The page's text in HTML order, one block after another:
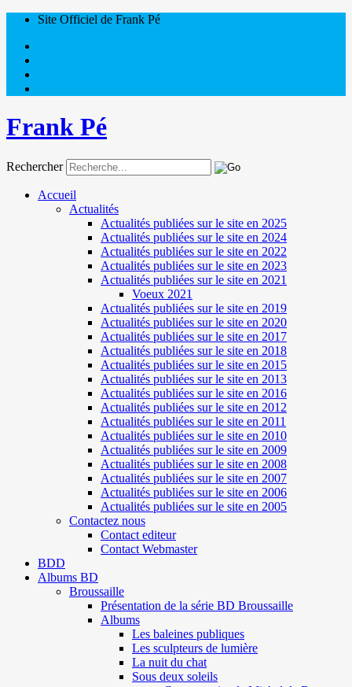
Site Officiel de Frank Pé
Frank Pé
Rechercher
Accueil
Actualités
Actualités publiées sur le site en 2025
Actualités publiées sur le site en 2024
Actualités publiées sur le site en 2022
Actualités publiées sur le site en 2023
Actualités publiées sur le site en 2021
Voeux 2021
Actualités publiées sur le site en 2019
Actualités publiées sur le site en 2020
Actualités publiées sur le site en 2017
Actualités publiées sur le site en 2018
Actualités publiées sur le site en 2015
Actualités publiées sur le site en 2013
Actualités publiées sur le site en 2016
Actualités publiées sur le site en 2012
Actualités publiées sur le site en 2011
Actualités publiées sur le site en 2010
Actualités publiées sur le site en 2009
Actualités publiées sur le site en 2008
Actualités publiées sur le site en 2007
Actualités publiées sur le site en 2006
Actualités publiées sur le site en 2005
Contactez nous
Contact editeur
Contact Webmaster
BDD
Albums BD
Broussaille
Présentation de la série BD Broussaille
Albums
Les baleines publiques
Les sculpteurs de lumière
La nuit du chat
Sous deux soleils